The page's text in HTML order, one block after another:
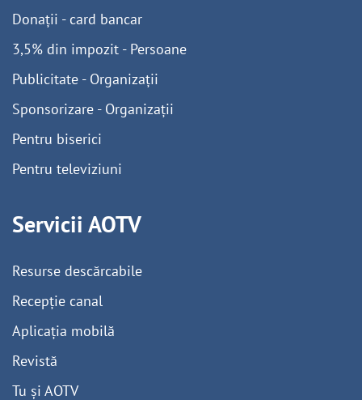
Donații - card bancar
3,5% din impozit - Persoane
Publicitate - Organizații
Sponsorizare - Organizații
Pentru biserici
Pentru televiziuni
Servicii AOTV
Resurse descărcabile
Recepție canal
Aplicația mobilă
Revistă
Tu și AOTV